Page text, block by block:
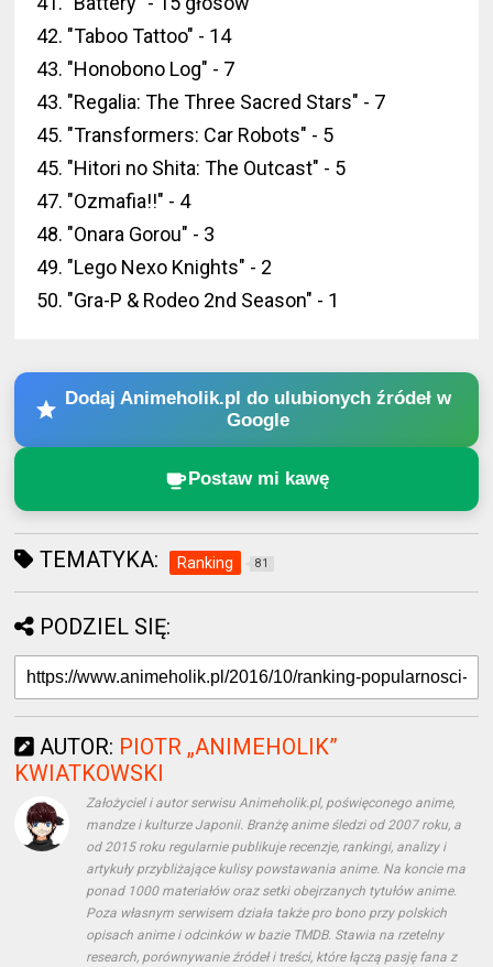
42. "Taboo Tattoo" - 14
43. "Honobono Log" - 7
43. "Regalia: The Three Sacred Stars" - 7
45. "Transformers: Car Robots" - 5
45. "Hitori no Shita: The Outcast" - 5
47. "Ozmafia!!" - 4
48. "Onara Gorou" - 3
49. "Lego Nexo Knights" - 2
50. "Gra-P & Rodeo 2nd Season" - 1
Dodaj Animeholik.pl do ulubionych źródeł w
Google
Postaw mi kawę
TEMATYKA: Ranking 81
PODZIEL SIĘ:
AUTOR: PIOTR „ANIMEHOLIK”
KWIATKOWSKI
Założyciel i autor serwisu Animeholik.pl, poświęconego anime,
mandze i kulturze Japonii. Branżę anime śledzi od 2007 roku, a
od 2015 roku regularnie publikuje recenzje, rankingi, analizy i
artykuły przybliżające kulisy powstawania anime. Na koncie ma
ponad 1000 materiałów oraz setki obejrzanych tytułów anime.
Poza własnym serwisem działa także pro bono przy polskich
opisach anime i odcinków w bazie TMDB. Stawia na rzetelny
research, porównywanie źródeł i treści, które łączą pasję fana z